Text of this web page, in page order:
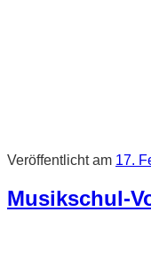
Veröffentlicht am 17.
Musikschul-